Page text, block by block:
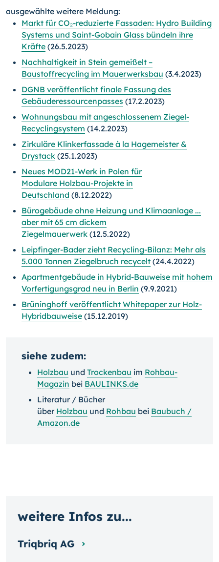
ausgewählte weitere Meldung:
Markt für CO₂-reduzierte Fassaden: Hydro Building
Systems und Saint-Gobain Glass bündeln ihre
Kräfte (26.5.2023)
Nachhaltigkeit in Stein gemeißelt –
Baustoffrecycling im Mauerwerksbau (3.4.2023)
DGNB veröffentlicht finale Fassung des
Gebäuderessourcenpasses (17.2.2023)
Wohnungsbau mit angeschlossenem Ziegel-
Recyclingsystem (14.2.2023)
Zirkuläre Klinkerfassade à la Hagemeister &
Drystack (25.1.2023)
Neues MOD21-Werk in Polen für
Modulare Holzbau-Projekte in
Deutschland (8.12.2022)
Bürogebäude ohne Heizung und Klimaanlage ...
aber mit 65 cm dickem
Ziegelmauerwerk (12.5.2022)
Leipfinger-Bader zieht Recycling-Bilanz: Mehr als
5.000 Tonnen Ziegelbruch recycelt (24.4.2022)
Apartmentgebäude in Hybrid-Bauweise mit hohem
Vorfertigungsgrad neu in Berlin (9.9.2021)
Brüninghoff veröffentlicht Whitepaper zur Holz-
Hybridbauweise (15.12.2019)
siehe zudem:
Holzbau und Trockenbau im Rohbau-
Magazin bei BAULINKS.de
Literatur / Bücher
über Holzbau und Rohbau bei Baubuch /
Amazon.de
weitere Infos zu...
Triqbriq AG